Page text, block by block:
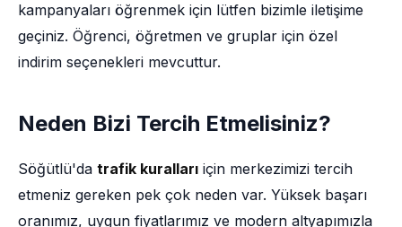
kampanyaları öğrenmek için lütfen bizimle iletişime
geçiniz. Öğrenci, öğretmen ve gruplar için özel
indirim seçenekleri mevcuttur.
Neden Bizi Tercih Etmelisiniz?
Söğütlü'da trafik kuralları için merkezimizi tercih
etmeniz gereken pek çok neden var. Yüksek başarı
oranımız, uygun fiyatlarımız ve modern altyapımızla